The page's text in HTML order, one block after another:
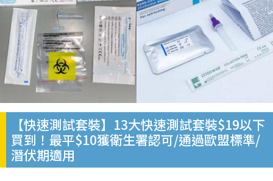
【快速測試套裝】13大快速測試套裝$19以下
買到！最平$10獲衛生署認可/通過歐盟標準/
潛伏期適用